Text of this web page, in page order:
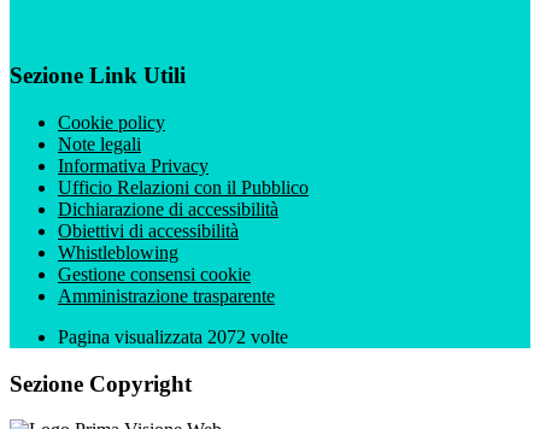
Sezione Link Utili
Cookie policy
Note legali
Informativa Privacy
Ufficio Relazioni con il Pubblico
Dichiarazione di accessibilità
Obiettivi di accessibilità
Whistleblowing
Gestione consensi cookie
Amministrazione trasparente
Pagina visualizzata 2072 volte
Sezione Copyright